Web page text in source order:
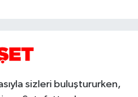
sizleri buluştururken,